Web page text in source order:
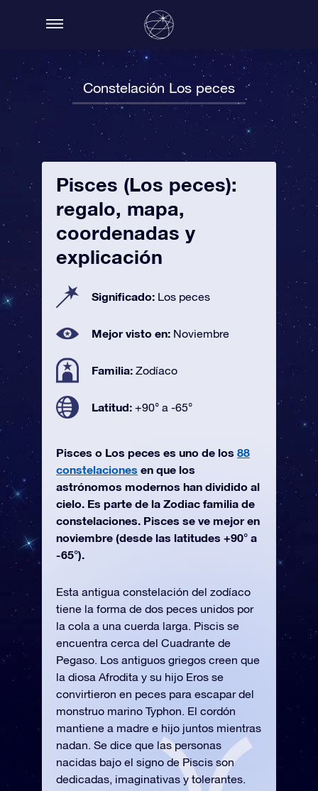
Constelación Los peces
Pisces (Los peces):
regalo, mapa,
coordenadas y
explicación
Significado: Los peces
Mejor visto en: Noviembre
Familia: Zodíaco
Latitud: +90° a -65°
Pisces o Los peces es uno de los 88
constelaciones en que los
astrónomos modernos han dividido al
cielo. Es parte de la Zodiac familia de
constelaciones. Pisces se ve mejor en
noviembre (desde las latitudes +90° a
-65°).
Esta antigua constelación del zodíaco
tiene la forma de dos peces unidos por
la cola a una cuerda larga. Piscis se
encuentra cerca del Cuadrante de
Pegaso. Los antiguos griegos creen que
la diosa Afrodita y su hijo Eros se
convirtieron en peces para escapar del
monstruo marino Typhon. El cordón
mantiene a madre e hijo juntos mientras
nadan. Se dice que las personas
nacidas bajo el signo de Piscis son
dedicadas, imaginativas y tolerantes.